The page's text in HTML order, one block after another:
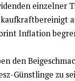
einzelner
Inflation
den
Günstlinge zu